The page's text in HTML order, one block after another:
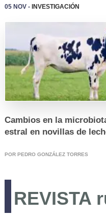
05 Nov -Investigación
Cambios en la
estral en novillas de
POR PEDRO GONZÁLEZ TORRES
REVISTA